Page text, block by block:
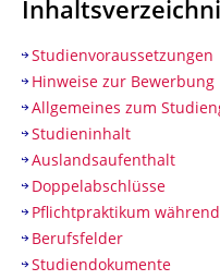
Studienvoraussetzungen
Hinweise zur Bewerbung
Allgemeines zum
Studieninhalt
Auslandsaufenthalt
Doppelabschlüsse
Pflichtpraktikum
Berufsfelder
Studiendokumente